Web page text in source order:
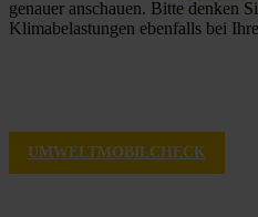
genauer anschauen. Bitte denken
Klimabelastungen ebenfalls bei
UMWELTMOBILCHECK